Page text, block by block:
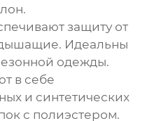
защиту от
дышащие. Идеальны
одежды.
в себе
и синтетических
с полиэстером.